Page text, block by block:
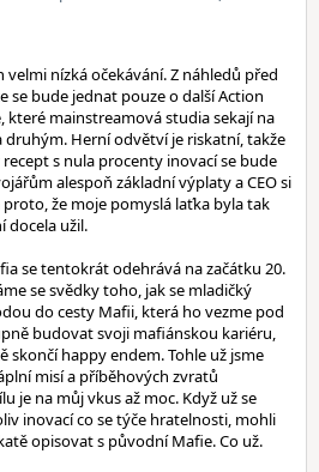
nízká očekávání. Z náhledů před
se bude jednat pouze o další Action
které mainstreamová studia sekají na
Herní odvětví je riskatní, takže
s nula procenty inovací se bude
alespoň základní výplaty a CEO si
že moje pomyslá laťka byla tak
docela užil.
se tentokrát odehrává na začátku 20.
se svědky toho, jak se mladičký
do cesty Mafii, která ho vezme pod
budovat svoji mafiánskou kariéru,
skončí happy endem. Tohle už jsme
misí a příběhových zvratů
je na můj vkus až moc. Když už se
inovací co se týče hratelnosti, mohli
opisovat s původní Mafie. Co už.